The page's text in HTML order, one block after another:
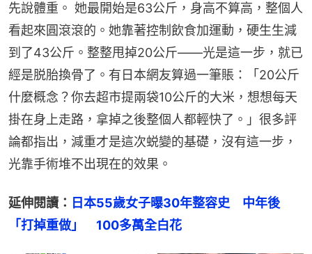
先說體重。 她最開始是63公斤，身高不算高，整個人
看起來圓滾滾的。她靠著控制飲食加運動，硬生生減
到了43公斤。整整甩掉20公斤——光是這一步，就已
經是脱胎換骨了。有日本網友算過一筆賬：「20公斤
什麼概念？你去超市提兩袋10公斤的大米，想想每天
掛在身上走路，拿掉之後整個人都輕快了。」很多評
論都指出，減重才是這次蜕變的基礎，沒有這一步，
光靠手術堆不出現在的效果。
延伸閱讀： 日本55歲女子曝30年整容史　中年後
「打掉重做」　100多萬全白花